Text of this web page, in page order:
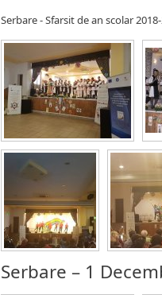
Serbare - Sfarsit de an scolar
Serbare – 1